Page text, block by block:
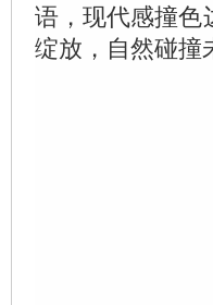
语，现代感撞色
绽放，自然碰撞